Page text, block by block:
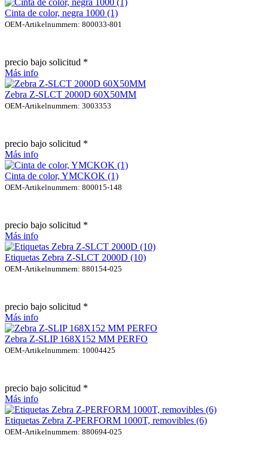
Cinta de color, negra 1000 (1)
OEM-Artikelnummern: 800033-801
precio bajo solicitud *
Más info
Zebra Z-SLCT 2000D 60X50MM
OEM-Artikelnummern: 3003353
precio bajo solicitud *
Más info
Cinta de color, YMCKOK (1)
OEM-Artikelnummern: 800015-148
precio bajo solicitud *
Más info
Etiquetas Zebra Z-SLCT 2000D (10)
OEM-Artikelnummern: 880154-025
precio bajo solicitud *
Más info
Zebra Z-SLIP 168X152 MM PERFO
OEM-Artikelnummern: 10004425
precio bajo solicitud *
Más info
Etiquetas Zebra Z-PERFORM 1000T, removibles (6)
OEM-Artikelnummern: 880694-025